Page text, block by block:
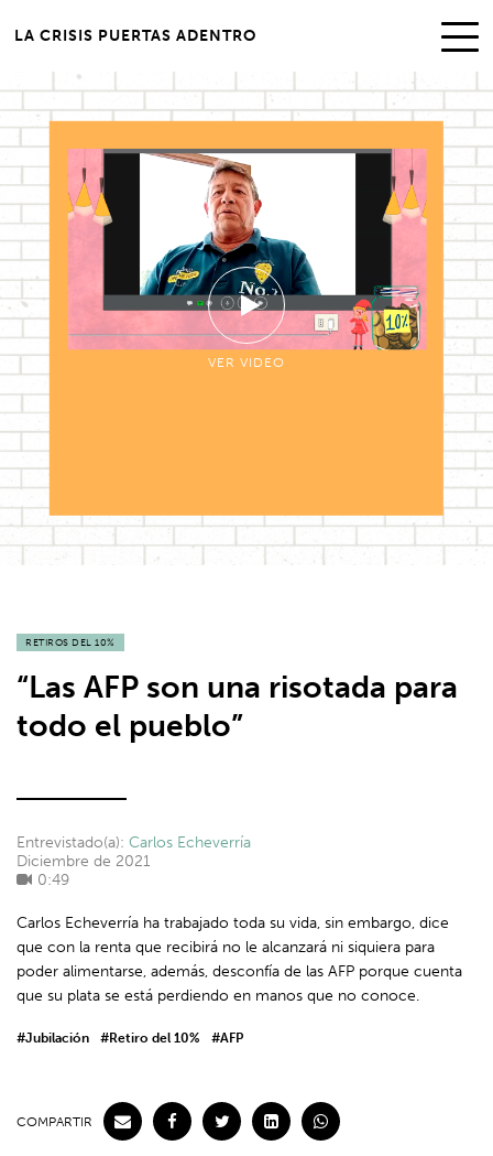
LA CRISIS PUERTAS ADENTRO
VER VIDEO
RETIROS DEL 10%
“Las AFP son una risotada para
todo el pueblo”
Entrevistado(a): Carlos Echeverría
Diciembre de 2021
0:49
Carlos Echeverría ha trabajado toda su vida, sin embargo, dice
que con la renta que recibirá no le alcanzará ni siquiera para
poder alimentarse, además, desconfía de las AFP porque cuenta
que su plata se está perdiendo en manos que no conoce.
#Jubilación #Retiro del 10% #AFP
COMPARTIR